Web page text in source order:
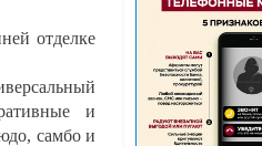
отделке
и
самбо и